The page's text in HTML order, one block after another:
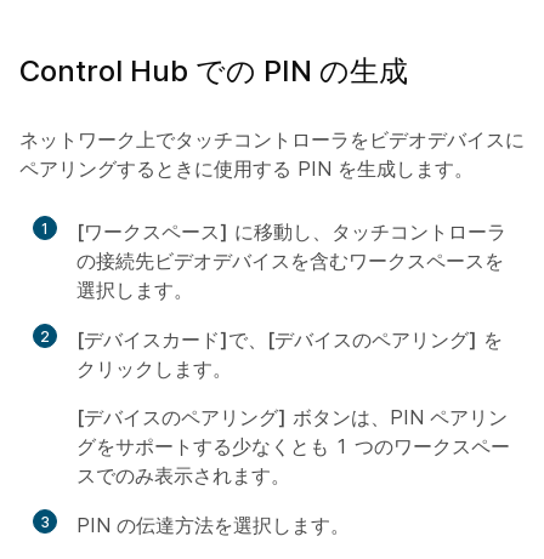
Control Hub での PIN の生成
ネットワーク上でタッチコントローラをビデオデバイスに
ペアリングするときに使用する PIN を生成します。
1 [ワークスペース] に移動し、タッチコントローラ
の接続先ビデオデバイスを含むワークスペースを
選択します。
2 [デバイスカード]で、 [デバイスのペアリング] を
クリックします。
[デバイスのペアリング] ボタンは、PIN ペアリン
グをサポートする少なくとも 1 つのワークスペー
スでのみ表示されます。
3
PIN の伝達方法を選択します。